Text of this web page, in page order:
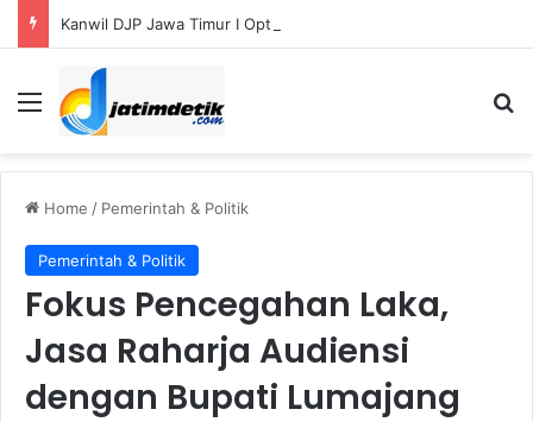
Menu
Home / Pemerintah & Politik
Pemerintah & Politik
Fokus Pencegahan Laka,
Jasa Raharja Audiensi
dengan Bupati Lumajang